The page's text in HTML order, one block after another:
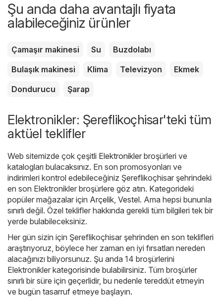
Şu anda daha avantajlı fiyata
alabileceğiniz ürünler
Çamaşır makinesi Su
Buzdolabı
Bulaşık makinesi
Klima Televizyon
Ekmek
Dondurucu
Şarap
Elektronikler: Şereflikoçhisar'teki tüm
aktüel teklifler
Web sitemizde çok çeşitli Elektronikler broşürleri ve
katalogları bulacaksınız. En son promosyonları ve
indirimleri kontrol edebileceğiniz Şereflikoçhisar şehrindeki
en son Elektronikler broşürlere göz atın. Kategorideki
popüler mağazalar için Arçelik, Vestel. Ama hepsi bununla
sınırlı değil. Özel teklifler hakkında gerekli tüm bilgileri tek bir
yerde bulabileceksiniz.
Her gün sizin için Şereflikoçhisar şehrinden en son teklifleri
araştırıyoruz, böylece her zaman en iyi fırsatları nereden
alacağınızı biliyorsunuz. Şu anda 14 broşürlerini
Elektronikler kategorisinde bulabilirsiniz. Tüm broşürler
sınırlı bir süre için geçerlidir, bu nedenle tereddüt etmeyin
ve bugün tasarruf etmeye başlayın.